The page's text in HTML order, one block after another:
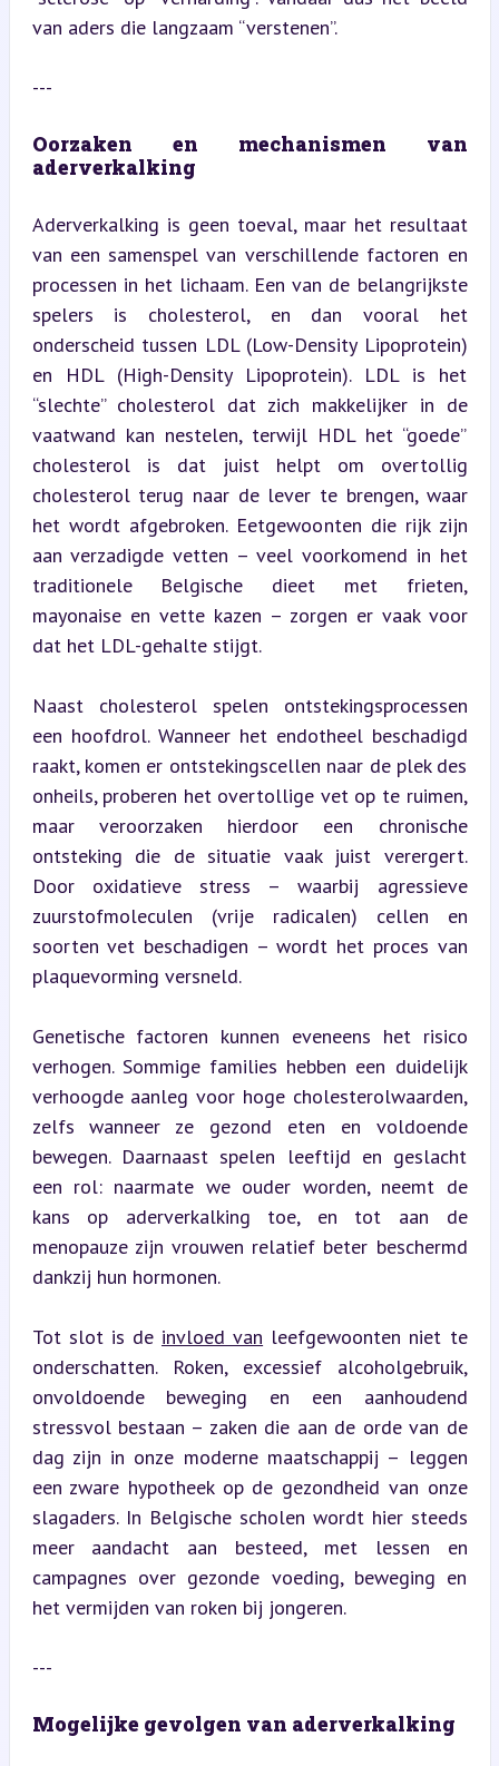
van aders die langzaam “verstenen”.
---
Oorzaken en mechanismen van
aderverkalking
Aderverkalking is geen toeval, maar het resultaat
van een samenspel van verschillende factoren en
processen in het lichaam. Een van de belangrijkste
spelers is cholesterol, en dan vooral het
onderscheid tussen LDL (Low-Density Lipoprotein)
en HDL (High-Density Lipoprotein). LDL is het
“slechte” cholesterol dat zich makkelijker in de
vaatwand kan nestelen, terwijl HDL het “goede”
cholesterol is dat juist helpt om overtollig
cholesterol terug naar de lever te brengen, waar
het wordt afgebroken. Eetgewoonten die rijk zijn
aan verzadigde vetten – veel voorkomend in het
traditionele Belgische dieet met frieten,
mayonaise en vette kazen – zorgen er vaak voor
dat het LDL-gehalte stijgt.
Naast cholesterol spelen ontstekingsprocessen
een hoofdrol. Wanneer het endotheel beschadigd
raakt, komen er ontstekingscellen naar de plek des
onheils, proberen het overtollige vet op te ruimen,
maar veroorzaken hierdoor een chronische
ontsteking die de situatie vaak juist verergert.
Door oxidatieve stress – waarbij agressieve
zuurstofmoleculen (vrije radicalen) cellen en
soorten vet beschadigen – wordt het proces van
plaquevorming versneld.
Genetische factoren kunnen eveneens het risico
verhogen. Sommige families hebben een duidelijk
verhoogde aanleg voor hoge cholesterolwaarden,
zelfs wanneer ze gezond eten en voldoende
bewegen. Daarnaast spelen leeftijd en geslacht
een rol: naarmate we ouder worden, neemt de
kans op aderverkalking toe, en tot aan de
menopauze zijn vrouwen relatief beter beschermd
dankzij hun hormonen.
Tot slot is de invloed van leefgewoonten niet te
onderschatten. Roken, excessief alcoholgebruik,
onvoldoende beweging en een aanhoudend
stressvol bestaan – zaken die aan de orde van de
dag zijn in onze moderne maatschappij – leggen
een zware hypotheek op de gezondheid van onze
slagaders. In Belgische scholen wordt hier steeds
meer aandacht aan besteed, met lessen en
campagnes over gezonde voeding, beweging en
het vermijden van roken bij jongeren.
---
Mogelijke gevolgen van aderverkalking